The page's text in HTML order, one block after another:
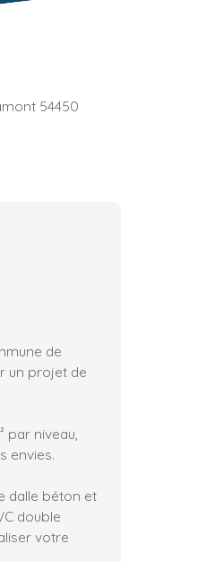
54450
de
un projet de
par niveau,
envies.
dalle béton et
double
votre